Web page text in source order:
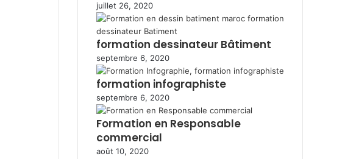
juillet 26, 2020
formation dessinateur Bâtiment
septembre 6, 2020
formation infographiste
septembre 6, 2020
Formation en Responsable
commercial
août 10, 2020